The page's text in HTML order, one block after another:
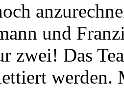
und
zwei! Das
werden.